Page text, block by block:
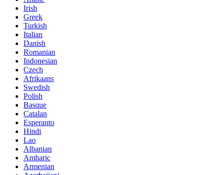
Irish
Greek
Turkish
Italian
Danish
Romanian
Indonesian
Czech
Afrikaans
Swedish
Polish
Basque
Catalan
Esperanto
Hindi
Lao
Albanian
Amharic
Armenian